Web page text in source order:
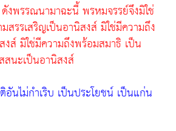
พรรณนามาฉะนี้ พรหมจรรย์จึงมิใช่
สรรเสริญเป็นอานิสงส์ มิใช่มีความถึง
ส์ มิใช่มีความถึงพร้อมสมาธิ เป็น
นะเป็นอานิสงส์
อันไม่กำเริบ เป็นประโยชน์ เป็นแก่น